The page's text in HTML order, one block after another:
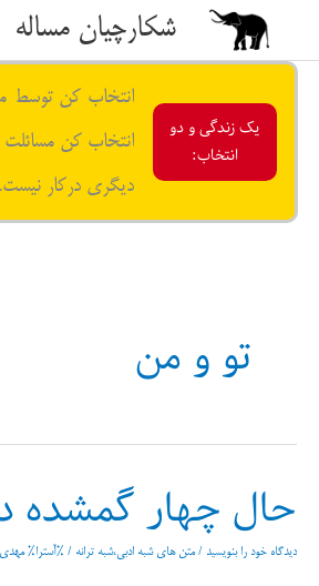
محتوا
شکارچیان مساله
یک زندگی و دو
انتخاب:
انتخاب کن توسط
انتخاب کن مسائلت
دیگری درکار
تو و من
حال چهار گمشده
دیدگاه‌ خود را بنویسید /متن های شبه ادبی،شبه ترانه / %آسترا%